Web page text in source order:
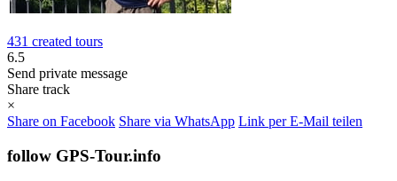
431 created tours
6.5
Send private message
Share track
×
Share on Facebook Share via WhatsApp Link per E-Mail teilen
follow GPS-Tour.info